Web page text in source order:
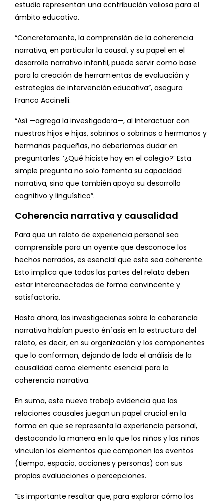
estudio representan una contribución valiosa para el
ámbito educativo.
“Concretamente, la comprensión de la coherencia
narrativa, en particular la causal, y su papel en el
desarrollo narrativo infantil, puede servir como base
para la creación de herramientas de evaluación y
estrategias de intervención educativa”, asegura
Franco Accinelli.
“Así —agrega la investigadora—, al interactuar con
nuestros hijos e hijas, sobrinos o sobrinas o hermanos y
hermanas pequeñas, no deberíamos dudar en
preguntarles: ‘¿Qué hiciste hoy en el colegio?’ Esta
simple pregunta no solo fomenta su capacidad
narrativa, sino que también apoya su desarrollo
cognitivo y lingüístico”.
Coherencia narrativa y causalidad
Para que un relato de experiencia personal sea
comprensible para un oyente que desconoce los
hechos narrados, es esencial que este sea coherente.
Esto implica que todas las partes del relato deben
estar interconectadas de forma convincente y
satisfactoria.
Hasta ahora, las investigaciones sobre la coherencia
narrativa habían puesto énfasis en la estructura del
relato, es decir, en su organización y los componentes
que lo conforman, dejando de lado el análisis de la
causalidad como elemento esencial para la
coherencia narrativa.
En suma, este nuevo trabajo evidencia que las
relaciones causales juegan un papel crucial en la
forma en que se representa la experiencia personal,
destacando la manera en la que los niños y las niñas
vinculan los elementos que componen los eventos
(tiempo, espacio, acciones y personas) con sus
propias evaluaciones o percepciones.
“Es importante resaltar que, para explorar cómo los